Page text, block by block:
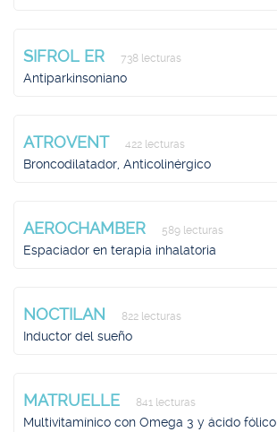
SIFROL ER 738 lecturas
Antiparkinsoniano
ATROVENT 422 lecturas
Broncodilatador, Anticolinérgico
AEROCHAMBER 589 lecturas
Espaciador en terapia inhalatoria
NOCTILAN 822 lecturas
Inductor del sueño
MATRUELLE 841 lecturas
Multivitamínico con Omega 3 y ácido fólico